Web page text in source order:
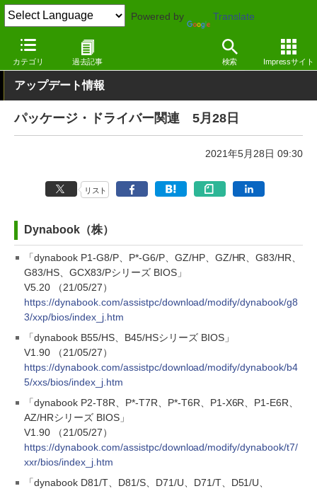
Powered by Translate
カテゴリ 過去記事 検索 Impressサイト
窓の杜 その他の話題 アップデート
アップデート情報
パッケージ・ドライバー関連 5月28日
2021年5月28日 09:30
リスト
Dynabook（株）
「dynabook P1-G8/P、P*-G6/P、GZ/HP、GZ/HR、G83/HR、
G83/HS、GCX83/Pシリーズ BIOS」
V5.20 （21/05/27）
https://dynabook.com/assistpc/download/modify/dynabook/g8
3/xxp/bios/index_j.htm
「dynabook B55/HS、B45/HSシリーズ BIOS」
V1.90 （21/05/27）
https://dynabook.com/assistpc/download/modify/dynabook/b4
5/xxs/bios/index_j.htm
「dynabook P2-T8R、P*-T7R、P*-T6R、P1-X6R、P1-E6R、
AZ/HRシリーズ BIOS」
V1.90 （21/05/27）
https://dynabook.com/assistpc/download/modify/dynabook/t7/
xxr/bios/index_j.htm
「dynabook D81/T、D81/S、D71/U、D71/T、D51/U、